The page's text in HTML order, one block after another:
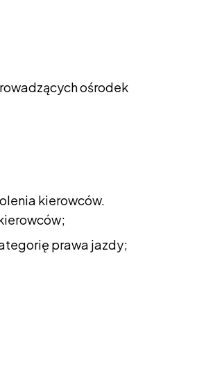
ośrodek
kierowców.
prawa jazdy;